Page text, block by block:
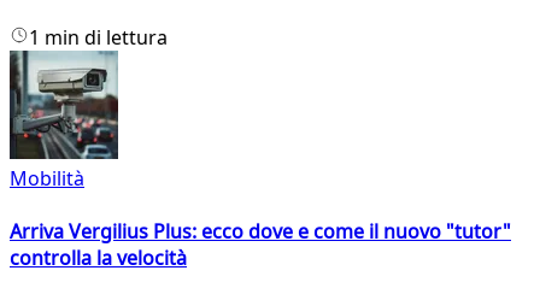
1 min di lettura
Mobilità
Arriva Vergilius Plus: ecco dove e come il nuovo "tutor"
controlla la velocità